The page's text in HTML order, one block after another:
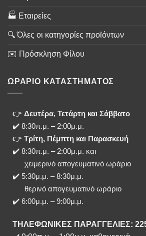
🏭 Εταιρείες
🔍 Όλες οι κατηγορίες προϊόντων
✉️ Πρόσκληση Φίλου
ΩΡΑΡΙΟ ΚΑΤΑΣΤΗΜΑΤΟΣ
👉 Δευτέρα, Τετάρτη και Σάββατο
✔️ 8:30π.μ. – 2:00μ.μ.
👉 Τρίτη, Πέμπτη και Παρασκευή
✔️ 8:30π.μ. – 2:00μ.μ. και
χειμερινό απογευματινό ωράριο
✔️ 5:30μ.μ. – 8:30μ.μ.
θερινό απογευματινό ωράριο
✔️ 6:00μ.μ. – 9:00μ.μ.
ΤΗΛΕΦΩΝΙΚΕΣ ΠΑΡΑΓΓΕΛΙΕΣ: